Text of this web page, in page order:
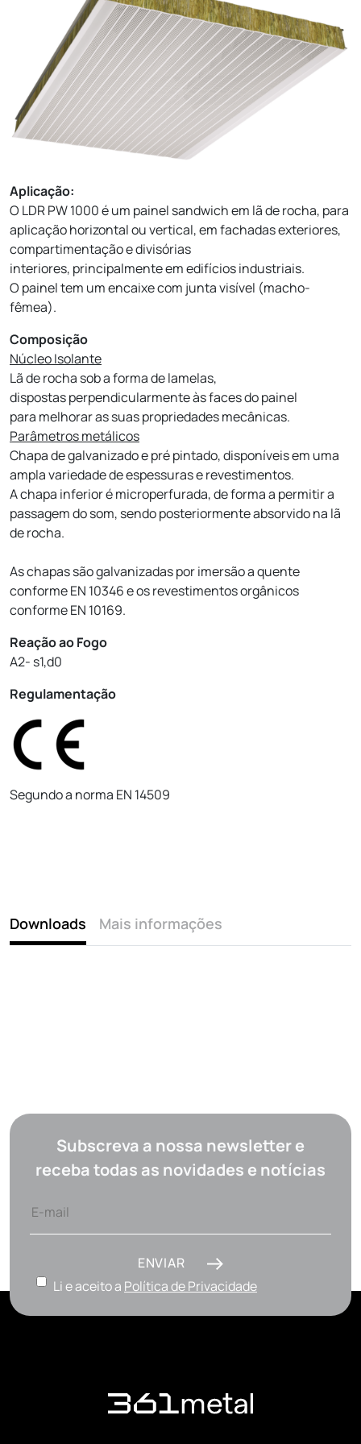
Aplicação:
O LDR PW 1000 é um painel sandwich em lã de rocha, para
aplicação horizontal ou vertical, em fachadas exteriores,
compartimentação e divisórias
interiores, principalmente em edifícios industriais.
O painel tem um encaixe com junta visível (macho-
fêmea).
Composição
Núcleo Isolante
Lã de rocha sob a forma de lamelas,
dispostas perpendicularmente às faces do painel
para melhorar as suas propriedades mecânicas.
Parâmetros metálicos
Chapa de galvanizado e pré pintado, disponíveis em uma
ampla variedade de espessuras e revestimentos.
A chapa inferior é microperfurada, de forma a permitir a
passagem do som, sendo posteriormente absorvido na lã
de rocha.
As chapas são galvanizadas por imersão a quente
conforme EN 10346 e os revestimentos orgânicos
conforme EN 10169.
Reação ao Fogo
A2- s1,d0
Regulamentação
Segundo a norma EN 14509
Downloads Mais informações
Subscreva a nossa newsletter e
receba todas as novidades e notícias
ENVIAR
Li e aceito a Política de Privacidade